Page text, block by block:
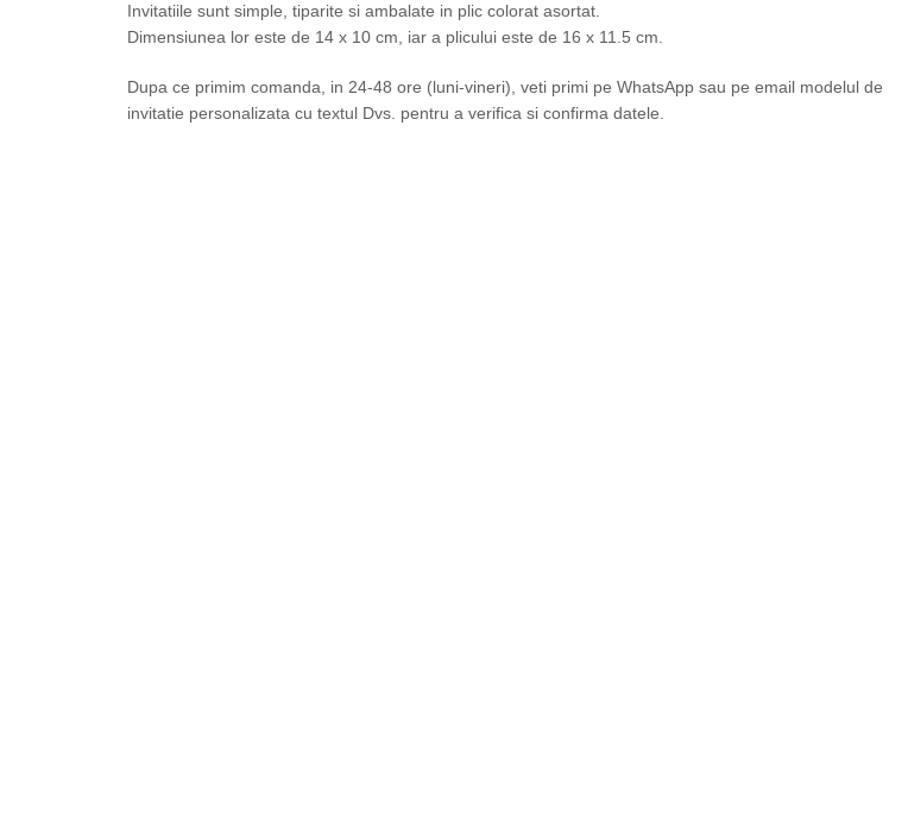
Invitatiile sunt simple, tiparite si ambalate in plic colorat asortat.
Dimensiunea lor este de 14 x 10 cm, iar a plicului este de 16 x 11.5 cm.
Dupa ce primim comanda, in 24-48 ore (luni-vineri), veti primi pe WhatsApp sau pe email modelul de
invitatie personalizata cu textul Dvs. pentru a verifica si confirma datele.